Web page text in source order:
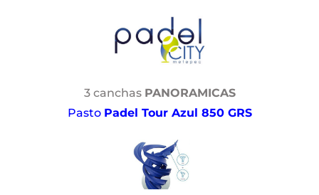
3 canchas PANORAMICAS
Pasto Padel Tour Azul 850 GRS